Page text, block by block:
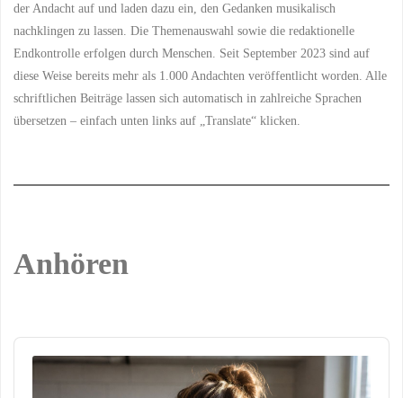
der Andacht auf und laden dazu ein, den Gedanken musikalisch
nachklingen zu lassen. Die Themenauswahl sowie die redaktionelle
Endkontrolle erfolgen durch Menschen. Seit September 2023 sind auf
diese Weise bereits mehr als 1.000 Andachten veröffentlicht worden. Alle
schriftlichen Beiträge lassen sich automatisch in zahlreiche Sprachen
übersetzen – einfach unten links auf „Translate“ klicken.
Anhören
Audio
Player